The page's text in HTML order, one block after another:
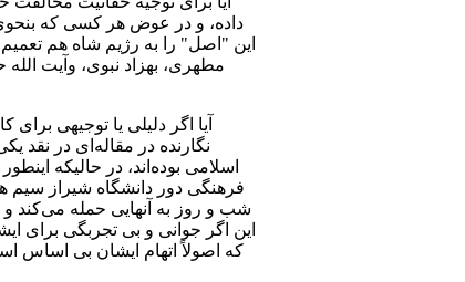
داده، و در عوض هر کسی‌ که
این "اصل" را به رژیم شاه هم
مطهری، بهزاد نبوی، وآیت
آیا اگر دلیلی‌ یا توجیهی‌
نگارنده در مقاله‌ای در نقد
اسلامی بوده‌اند، در حالیکه
فرهنگی دور دانشگاه شیراز سیم
شب و روز به آنهایی حمله می‌کند و
این اگر جوانی و بی‌ تجربگی برای
که اصولاً اتهام ایشان بی‌ اساس